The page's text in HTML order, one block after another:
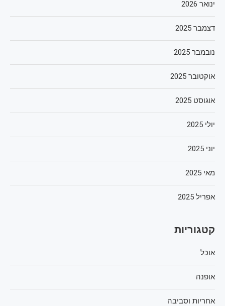
ינואר 2026
דצמבר 2025
נובמבר 2025
אוקטובר 2025
אוגוסט 2025
יולי 2025
יוני 2025
מאי 2025
אפריל 2025
קטגוריות
אוכל
אופנה
אחריות וסביבה